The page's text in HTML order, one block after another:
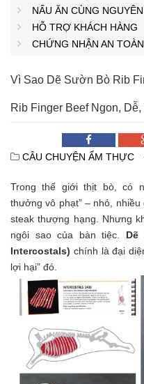
NẤU ĂN CÙNG
HỖ TRỢ KHÁCH HÀNG
CHỨNG NHẬN AN
Vì Sao Dẽ Sườn Bò Rib
Rib Finger Beef Ngon, Dễ,
CÂU CHUYỆN ẨM THỰC
Trong thế giới thịt bò, có
thưởng vô phạt” – nhỏ,
steak thượng hạng. Nhưng
ngôi sao của bàn tiệc. Dẽ
Intercostals) chính là đại
lợi hại” đó.